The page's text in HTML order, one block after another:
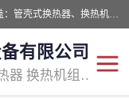
公司主营换热器.换热设备、供水设备，核心产品涵盖：管壳式换热器、换热机组、不锈钢组合式水箱、水处理设备等，提供非标设备集生产、销售、安装一体化服务，可满足全国酒店、学校、医院、商业综合体、工业项目等多场景换热与供水需求。
有限公司
主营产品：换热器 板式换热器 换热机组 供水设备 水处理设备